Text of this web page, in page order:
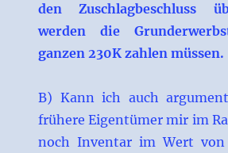
den Zuschlagbeschluss
werden die
ganzen 230K zahlen müssen.
B) Kann ich auch
frühere Eigentümer mir im
noch Inventar im Wert von